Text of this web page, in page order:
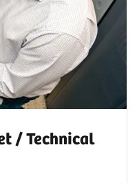
/ Technical